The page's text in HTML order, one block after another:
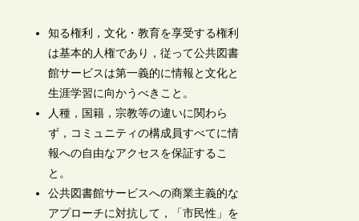
知る権利，文化・教育を享受する権利
は基本的人権であり，従って公共図書
館サービスは第一義的に情報と文化と
生涯学習に向かうべきこと。
人種，国籍，宗教等の違いに関わら
ず，コミュニティの構成員すべてに情
報への自由なアクセスを保証するこ
と。
公共図書館サービスへの商業主義的な
アプローチに対抗して，「市民性」を